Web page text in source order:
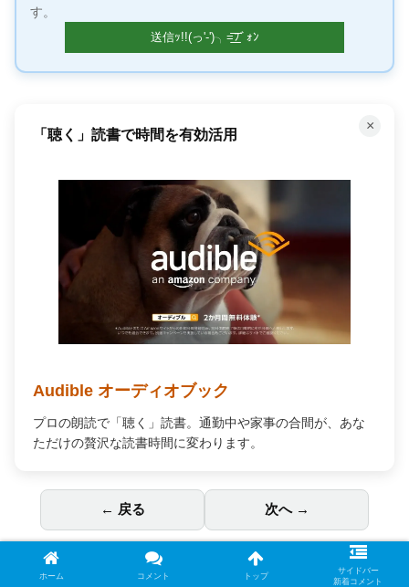
す。
×
「聴く」読書で時間を有効活用
Audible オーディオブック
プロの朗読で「聴く」読書。通勤中や家事の合間が、あな
ただけの贅沢な読書時間に変わります。
← 戻る 次へ →
ホーム コメント トップ
サイドバー
新着コメント